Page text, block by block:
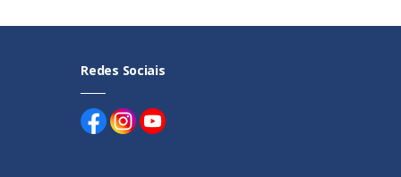
Redes Sociais